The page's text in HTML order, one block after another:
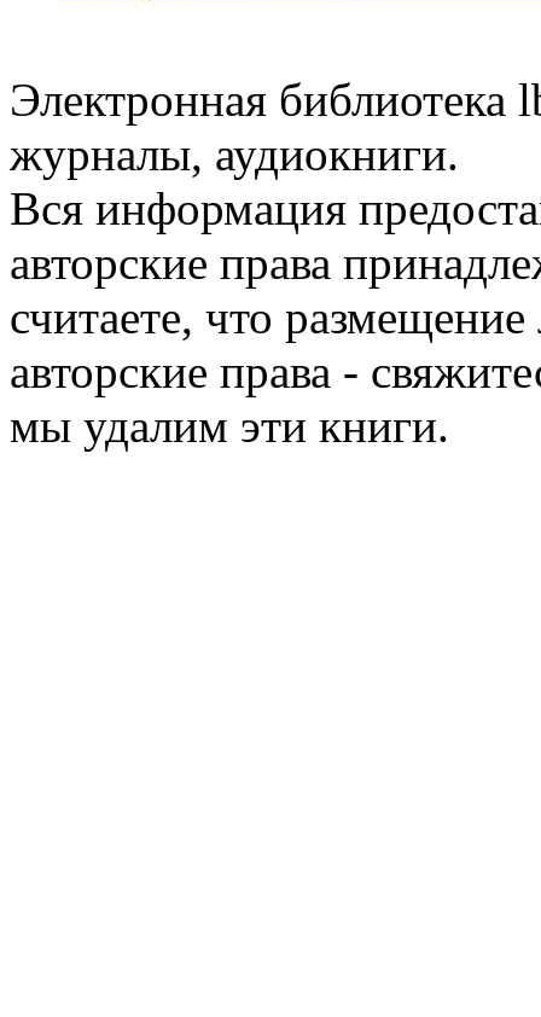
Электронная библиотека
журналы, аудиокниги.
Вся информация
авторские права
считаете, что
авторские права -
мы удалим эти книги.